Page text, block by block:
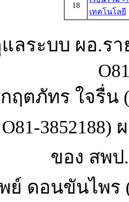
18
เทคโนโลยี
ลระบบ ผอ.ร
ฤตภัทร ใจรื่น
ของ สพป.
ย์ ดอนขันไพ